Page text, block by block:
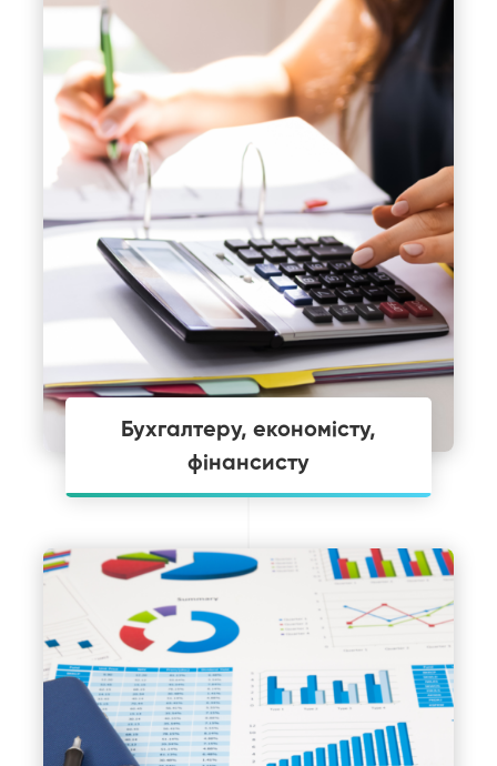
Бухгалтеру, економісту,
фінансисту
які прагнуть вийти на новий
високу заробітну плату для
достойного рівня життя